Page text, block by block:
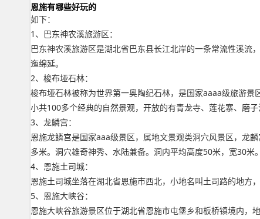
恩施有哪些好玩的
如下：
1、巴东神农溪旅游区：
巴东神农溪旅游区是湖北省巴东县长江北岸的一条常流性溪流
迤绵延。
2、梭布垭石林：
梭布垭石林被称为世界第一奥陶纪石林，是国家aaaa级旅游
小共100多个经典的自然景观，开放的有青龙寺、莲花寨、磨
3、龙鳞宫：
恩施龙鳞宫是国家aaa级景区，属地文景观类洞穴风景区，龙
多米。洞穴雄奇神秀、水陆兼备。洞内平均高度50米，宽30米。
4、恩施土司城：
恩施土司城坐落在湖北省恩施市西北，小地名叫土司路的地方
5、恩施大峡谷：
恩施大峡谷旅游景区位于湖北省恩施市屯堡乡和板桥镇境内